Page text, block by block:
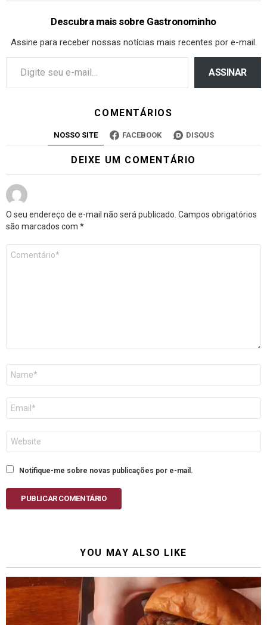
Descubra mais sobre Gastronominho
Assine para receber nossas notícias mais recentes por e-mail.
ASSINAR
COMENTÁRIOS
NOSSO SITE FACEBOOK DISQUS
DEIXE UM COMENTÁRIO
O seu endereço de e-mail não será publicado. Campos obrigatórios
são marcados com *
mail
Notifique-me sobre novas publicações por e-mail.
PUBLICAR COMENTÁRIO
YOU MAY ALSO LIKE